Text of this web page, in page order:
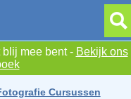
blij mee bent - Bekijk ons
Cursussen